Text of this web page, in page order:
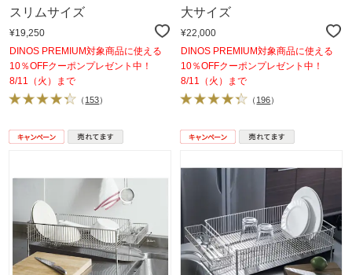
スリムサイズ
¥19,250
DINOS PREMIUM対象商品に使える
10％OFFクーポンプレゼント中！
8/11（火）まで
（ 153）
大サイズ
¥22,000
DINOS PREMIUM対象商品に使える
10％OFFクーポンプレゼント中！
8/11（火）まで
（ 196）